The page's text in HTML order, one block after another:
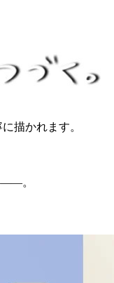
描かれます。
――。